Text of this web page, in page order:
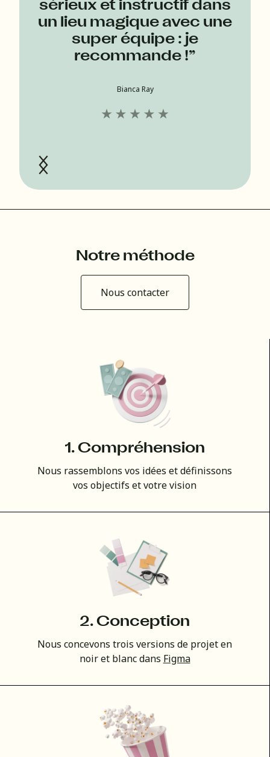
sérieux et instructif dans
un lieu magique avec une
super équipe : je
recommande !”
Bianca Ray
Notre méthode
Nous contacter
1. Compréhension
Nous rassemblons vos idées et définissons
vos objectifs et votre vision
2. Conception
Nous concevons trois versions de projet en
noir et blanc dans Figma